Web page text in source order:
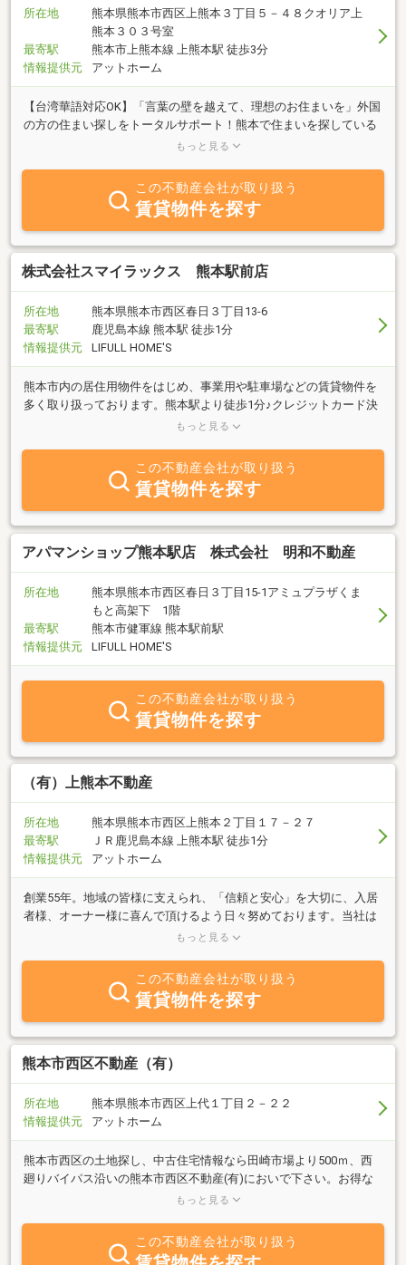
所在地
熊本県熊本市西区上熊本３丁目５－４８クオリア上
熊本３０３号室
最寄駅
熊本市上熊本線 上熊本駅 徒歩3分
情報提供元
アットホーム
【台湾華語対応OK】「言葉の壁を越えて、理想のお住まいを」外国
の方の住まい探しをトータルサポート！熊本で住まいを探している
方、また日本の不動産投資をお考えの方は、どうぞ海湾不動産にお
もっと見る
この不動産会社が取り扱う
賃貸物件を探す
株式会社スマイラックス 熊本駅前店
所在地
熊本県熊本市西区春日３丁目13-6
最寄駅
鹿児島本線 熊本駅 徒歩1分
情報提供元
LIFULL HOME'S
熊本市内の居住用物件をはじめ、事業用や駐車場などの賃貸物件を
多く取り扱っております。熊本駅より徒歩1分♪クレジットカード決
済、遠方の方へITでのご案内・ご契約も可能です。お気軽にお問い
もっと見る
この不動産会社が取り扱う
賃貸物件を探す
アパマンショップ熊本駅店 株式会社 明和不動産
所在地
熊本県熊本市西区春日３丁目15-1アミュプラザくま
もと高架下 1階
最寄駅
熊本市健軍線 熊本駅前駅
情報提供元
LIFULL HOME'S
この不動産会社が取り扱う
賃貸物件を探す
（有）上熊本不動産
所在地
熊本県熊本市西区上熊本２丁目１７－２７
最寄駅
ＪＲ鹿児島本線 上熊本駅 徒歩1分
情報提供元
アットホーム
創業55年。地域の皆様に支えられ、「信頼と安心」を大切に、入居
者様、オーナー様に喜んで頂けるよう日々努めております。当社は
上熊本・京町・池田・花園・新町・島崎・西区エリアを中心に、単
特に、上熊本駅周辺や崇城大学、熊本保健科学大学などに通われる
学生さまにも、安心してお住まいいただける物件をご提案しており
ます。地域に根ざした不動産会社として、お客さま一人ひとりに寄
り添い、「納得できるお部屋探し」「快適な暮らし」のお手伝いを
いたします。高齢者・保証人なしのご相談も対応しておりますの
で、どうぞお気軽にお問い合わせください。
もっと見る
この不動産会社が取り扱う
賃貸物件を探す
熊本市西区不動産（有）
所在地
熊本県熊本市西区上代１丁目２－２２
情報提供元
アットホーム
熊本市西区の土地探し、中古住宅情報なら田崎市場より500ｍ、西
廻りバイパス沿いの熊本市西区不動産(有)においで下さい。お得な
情報があるかもしれません。また、土地、家、マンションを売りた
もっと見る
この不動産会社が取り扱う